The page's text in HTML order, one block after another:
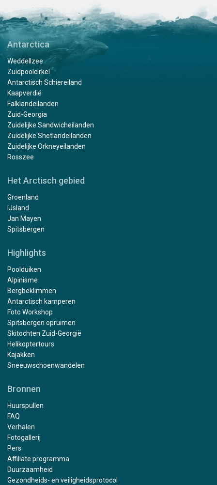
Antarctica
Weddellzee
Zuidpoolcirkel
Antarctisch Schiereiland
Kaapverdië
Falklandeilanden
Zuid-Georgia
Zuidelijke Sandwicheilanden
Zuidelijke Shetlandeilanden
Zuidelijke Orkneyeilanden
Rosszee
Het Arctisch gebied
Groenland
IJsland
Jan Mayen
Spitsbergen
Highlights
Poolduiken
Alpinisme
Bergbeklimmen
Antarctisch kamperen
Foto Workshop
Spitsbergen opruimen
Skitochten Zuid-Georgië
Helikoptertours
Kajakken
Sneeuwschoenwandelen
Bronnen
Huurspullen
FAQ
Verhalen
Fotogallerij
Pers
Affiliate programma
Duurzaamheid
Gezondheids- en veiligheidsprotocol